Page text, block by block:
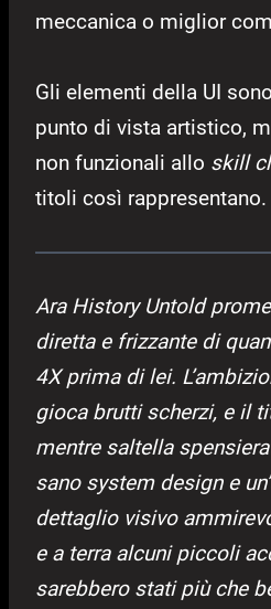
meccanica o miglior
Gli elementi della UI
punto di vista artistico,
non funzionali allo skill
titoli così rappresentano.
Ara History Untold
diretta e frizzante di
4X prima di lei.
gioca brutti scherzi, e il
mentre saltella
sano system design e
dettaglio visivo
e a terra alcuni piccoli
sarebbero stati più che